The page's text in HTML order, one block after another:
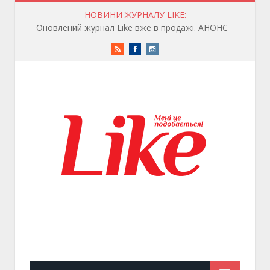
НОВИНИ ЖУРНАЛУ LIKE:
Оновлений журнал Like вже в продажі. АНОНС
RSS FacebookInstagram